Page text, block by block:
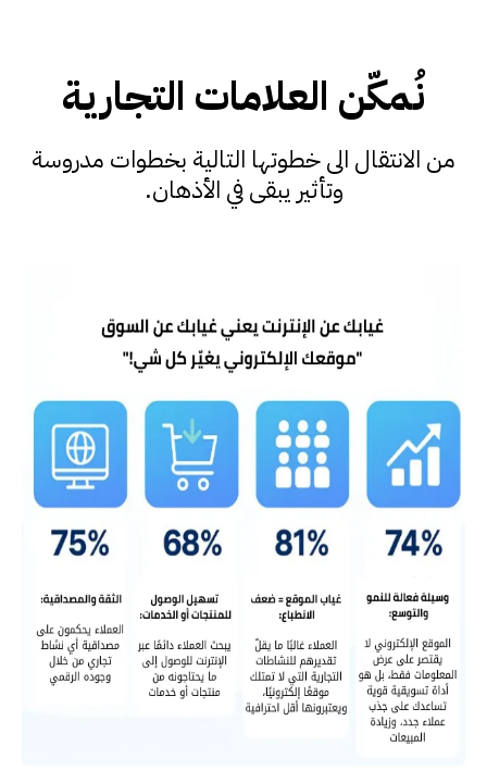
نُمكّن العلامات التجارية
من الانتقال الى خطوتها التالية بخطوات مدروسة
وتأثير يبقى في الأذهان.